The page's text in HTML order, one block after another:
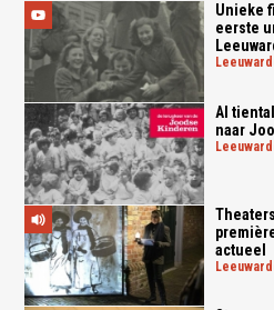
Unieke
eerste
Al
naar
actueel